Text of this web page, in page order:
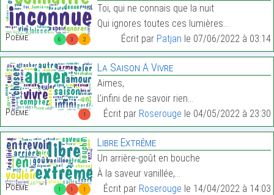
6 3 2
Poème:
Toi, qui ne connais que la nuit
Qui ignores toutes ces lumières…
Écrit par Patjan le 07/06/2022 à 03:14
1
Poème:
La Saison À Vivre
Aimes,
L’infini de ne savoir rien…
Écrit par Roserouge le 04/05/2022 à 23:30
1 1 1
Poème:
Libre Extrême
Un arrière-goût en bouche
À la saveur vanillée,…
Écrit par Roserouge le 14/04/2022 à 14:03